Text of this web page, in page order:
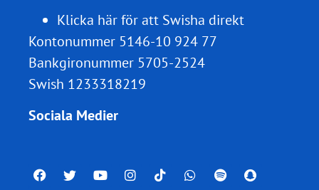
Klicka här för att Swisha direkt
Kontonummer 5146-10 924 77
Bankgironummer 5705-2524
Swish 1233318219
Sociala Medier